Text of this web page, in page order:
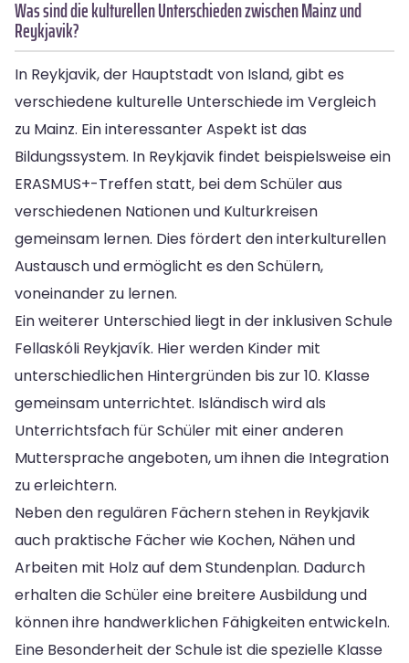
Was sind die kulturellen Unterschieden zwischen Mainz und
Reykjavik?
In Reykjavik, der Hauptstadt von Island, gibt es
verschiedene kulturelle Unterschiede im Vergleich
zu Mainz. Ein interessanter Aspekt ist das
Bildungssystem. In Reykjavik findet beispielsweise ein
ERASMUS+-Treffen statt, bei dem Schüler aus
verschiedenen Nationen und Kulturkreisen
gemeinsam lernen. Dies fördert den interkulturellen
Austausch und ermöglicht es den Schülern,
voneinander zu lernen.
Ein weiterer Unterschied liegt in der inklusiven Schule
Fellaskóli Reykjavík. Hier werden Kinder mit
unterschiedlichen Hintergründen bis zur 10. Klasse
gemeinsam unterrichtet. Isländisch wird als
Unterrichtsfach für Schüler mit einer anderen
Muttersprache angeboten, um ihnen die Integration
zu erleichtern.
Neben den regulären Fächern stehen in Reykjavik
auch praktische Fächer wie Kochen, Nähen und
Arbeiten mit Holz auf dem Stundenplan. Dadurch
erhalten die Schüler eine breitere Ausbildung und
können ihre handwerklichen Fähigkeiten entwickeln.
Eine Besonderheit der Schule ist die spezielle Klasse